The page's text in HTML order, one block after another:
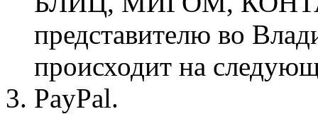
представителю во
происходит на
PayPal.